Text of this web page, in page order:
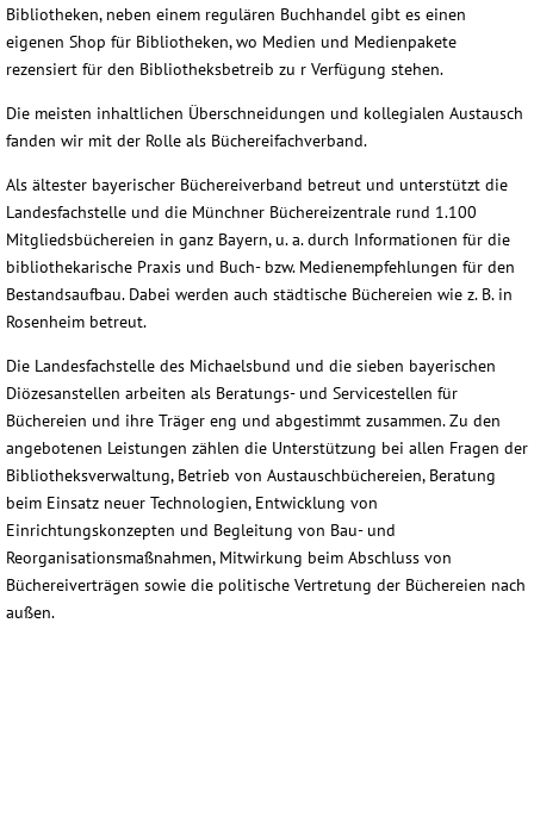
Bibliotheken, neben einem regulären Buchhandel gibt es einen
eigenen Shop für Bibliotheken, wo Medien und Medienpakete
rezensiert für den Bibliotheksbetreib zu r Verfügung stehen.
Die meisten inhaltlichen Überschneidungen und kollegialen Austausch
fanden wir mit der Rolle als Büchereifachverband.
Als ältester bayerischer Büchereiverband betreut und unterstützt die
Landesfachstelle und die Münchner Büchereizentrale rund 1.100
Mitgliedsbüchereien in ganz Bayern, u. a. durch Informationen für die
bibliothekarische Praxis und Buch- bzw. Medienempfehlungen für den
Bestandsaufbau. Dabei werden auch städtische Büchereien wie z. B. in
Rosenheim betreut.
Die Landesfachstelle des Michaelsbund und die sieben bayerischen
Diözesanstellen arbeiten als Beratungs- und Servicestellen für
Büchereien und ihre Träger eng und abgestimmt zusammen. Zu den
angebotenen Leistungen zählen die Unterstützung bei allen Fragen der
Bibliotheksverwaltung, Betrieb von Austauschbüchereien, Beratung
beim Einsatz neuer Technologien, Entwicklung von
Einrichtungskonzepten und Begleitung von Bau- und
Reorganisationsmaßnahmen, Mitwirkung beim Abschluss von
Büchereiverträgen sowie die politische Vertretung der Büchereien nach
außen.